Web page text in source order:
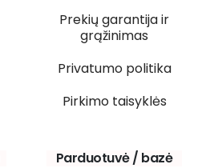
Prekių garantija ir
grąžinimas
Privatumo politika
Pirkimo taisyklės
Parduotuvė / bazė